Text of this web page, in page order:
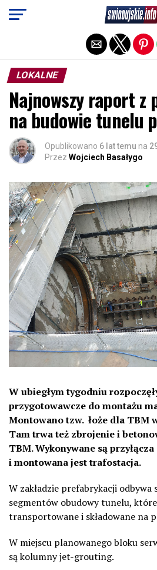
LOKALNE
Najnowszy raport z
na budowie tunelu
Opublikowano 6 lat temu na
Przez Wojciech Basałygo
W ubiegłym tygodniu
przygotowawcze do montażu
Montowano tzw. łoże dla TBM
Tam trwa też zbrojenie i
TBM. Wykonywane są
i montowana jest trafostacja.
W zakładzie prefabrykacji odbywa
segmentów obudowy tunelu,
transportowane i składowane na
W miejscu planowanego bloku
są kolumny jet-grouting.
Exit mobile